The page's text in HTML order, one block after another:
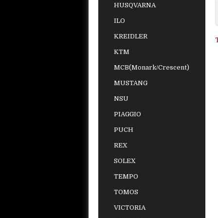
HUSQVARNA
ILO
KREIDLER
KTM
MCB(Monark/Crescent)
MUSTANG
NSU
PIAGGIO
PUCH
REX
SOLEX
TEMPO
TOMOS
VICTORIA